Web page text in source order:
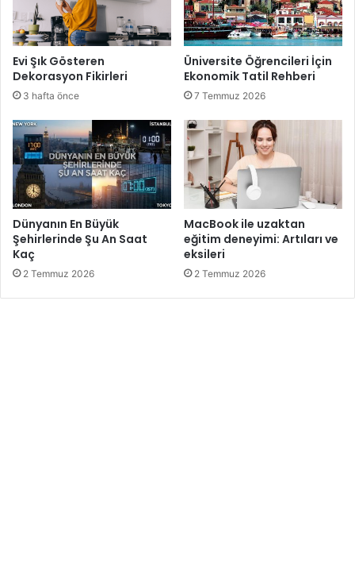
Evi Şık Gösteren
Dekorasyon Fikirleri
3 hafta önce
Üniversite Öğrencileri İçin
Ekonomik Tatil Rehberi
7 Temmuz 2026
Dünyanın En Büyük
Şehirlerinde Şu An Saat
Kaç
2 Temmuz 2026
MacBook ile uzaktan
eğitim deneyimi: Artıları ve
eksileri
2 Temmuz 2026